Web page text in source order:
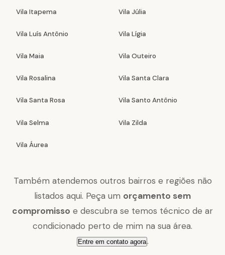
Vila Itapema Vila Júlia
Vila Luís Antônio Vila Lígia
Vila Maia Vila Outeiro
Vila Rosalina Vila Santa Clara
Vila Santa Rosa Vila Santo Antônio
Vila Selma Vila Zilda
Vila Áurea
Também atendemos outros bairros e regiões não
listados aqui. Peça um orçamento sem
compromisso e descubra se temos técnico de ar
condicionado perto de mim na sua área.
Entre em contato agora.